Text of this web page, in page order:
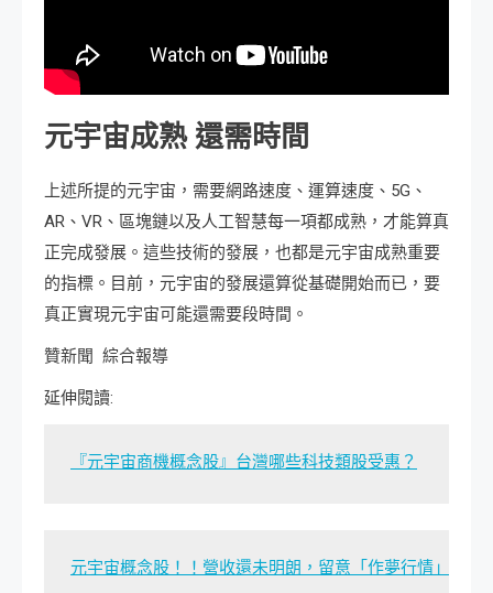
元宇宙成熟 還需時間
上述所提的元宇宙，需要網路速度、運算速度、5G、
AR、VR、區塊鏈以及人工智慧每一項都成熟，才能算真
正完成發展。這些技術的發展，也都是元宇宙成熟重要
的指標。目前，元宇宙的發展還算從基礎開始而已，要
真正實現元宇宙可能還需要段時間。
贊新聞 綜合報導
延伸閱讀:
『元宇宙商機概念股』台灣哪些科技類股受惠？
元宇宙概念股！！營收還未明朗，留意「作夢行情」？